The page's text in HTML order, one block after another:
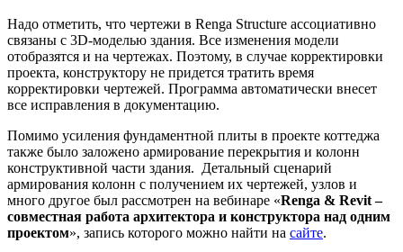
Надо отметить, что чертежи в Renga Structure ассоциативно
связаны с 3D-моделью здания. Все изменения модели
отобразятся и на чертежах. Поэтому, в случае корректировки
проекта, конструктору не придется тратить время
корректировки чертежей. Программа автоматически внесет
все исправления в документацию.
Помимо усиления фундаментной плиты в проекте коттеджа
также было заложено армирование перекрытия и колонн
конструктивной части здания. Детальный сценарий
армирования колонн с получением их чертежей, узлов и
много другое был рассмотрен на вебинаре «Renga & Revit –
совместная работа архитектора и конструктора над одним
проектом», запись которого можно найти на сайте.